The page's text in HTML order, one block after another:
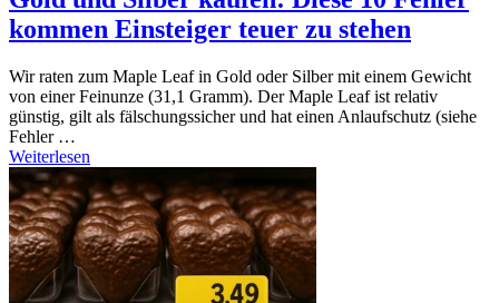
kommen Einsteiger teuer zu stehen
Wir raten zum Maple Leaf in Gold oder Silber mit einem Gewicht
von einer Feinunze (31,1 Gramm). Der Maple Leaf ist relativ
günstig, gilt als fälschungssicher und hat einen Anlaufschutz (siehe
Fehler …
Weiterlesen